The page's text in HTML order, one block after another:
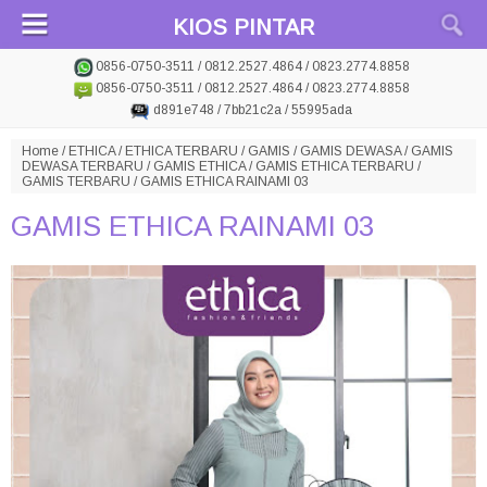
KIOS PINTAR
0856-0750-3511 / 0812.2527.4864 / 0823.2774.8858
0856-0750-3511 / 0812.2527.4864 / 0823.2774.8858
d891e748 / 7bb21c2a / 55995ada
Home / ETHICA / ETHICA TERBARU / GAMIS / GAMIS DEWASA / GAMIS
DEWASA TERBARU / GAMIS ETHICA / GAMIS ETHICA TERBARU /
GAMIS TERBARU / GAMIS ETHICA RAINAMI 03
GAMIS ETHICA RAINAMI 03